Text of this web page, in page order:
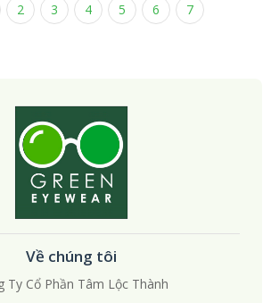
2 3 4 5 6 7
Về chúng tôi
Ty Cổ Phần Tâm Lộc Thành